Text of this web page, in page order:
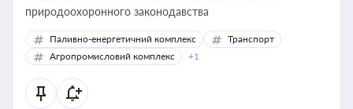
природоохоронного законодавства
Паливно-енергетичний комплекс
Транспорт
Агропромисловий комплекс
+1